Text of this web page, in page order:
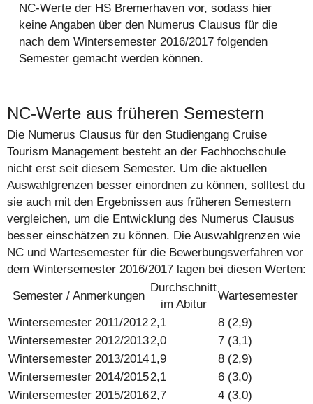
NC-Werte der HS Bremerhaven vor, sodass hier
keine Angaben über den Numerus Clausus für die
nach dem Wintersemester 2016/2017 folgenden
Semester gemacht werden können.
NC-Werte aus früheren Semestern
Die Numerus Clausus für den Studiengang Cruise
Tourism Management besteht an der Fachhochschule
nicht erst seit diesem Semester. Um die aktuellen
Auswahlgrenzen besser einordnen zu können, solltest du
sie auch mit den Ergebnissen aus früheren Semestern
vergleichen, um die Entwicklung des Numerus Clausus
besser einschätzen zu können. Die Auswahlgrenzen wie
NC und Wartesemester für die Bewerbungsverfahren vor
dem Wintersemester 2016/2017 lagen bei diesen Werten:
Semester / Anmerkungen
Durchschnitt
im Abitur
Warte­semester
Wintersemester 2011/20122,1
8 (2,9)
Wintersemester 2012/20132,0
7 (3,1)
Wintersemester 2013/20141,9
8 (2,9)
Wintersemester 2014/20152,1
6 (3,0)
Wintersemester 2015/20162,7 4 (3,0)